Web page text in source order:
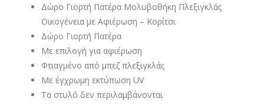
Δώρο Γιορτή Πατέρα Μολυβοθήκη Πλεξιγκλάς
Οικογένεια με Αφιέρωση – Κορίτσι
Δώρο Γιορτή Πατέρα
Με επιλογή για αφιέρωση
Φτιαγμένο από μπεζ πλεξιγκλάς
Με έγχρωμη εκτύπωση UV
Τα στυλό δεν περιλαμβάνονται